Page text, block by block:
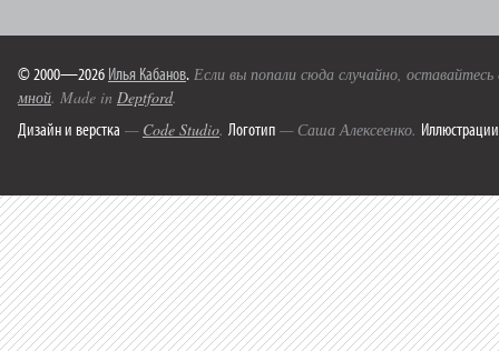
© 2000—2026 Илья Кабанов. Если вы попали сюда случайно,
мной. Made in Deptford.
Дизайн и верстка — Code Studio. Логотип — Саша Алексеенко. Иллюстрации